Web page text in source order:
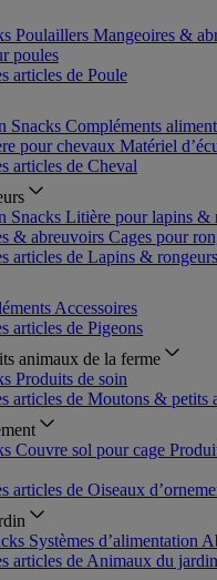
Poulaillers Mangeoires &
poules
articles de Poule
Snacks Compléments
pour chevaux Matériel
articles de Cheval
Snacks Litière pour lapins &
& abreuvoirs Cages pour
articles de Lapins & rongeurs
Accessoires
articles de Pigeons
animaux de la ferme
Produits de soin
articles de Moutons & petits
Couvre sol pour cage
articles de Oiseaux
Systèmes d’alimentation
articles de Animaux du jardin